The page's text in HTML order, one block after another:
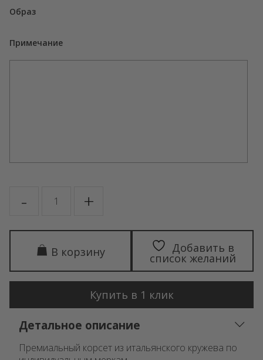
Образ
Примечание
- товара
MELANIA +
В корзину Добавить в
список желаний
Купить в 1 клик
Детальное описание
Премиальный корсет из итальянского кружева по